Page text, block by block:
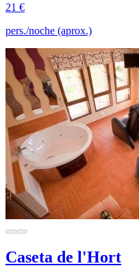
21 €
pers./noche (aprox.)
Caseta de l'Hort